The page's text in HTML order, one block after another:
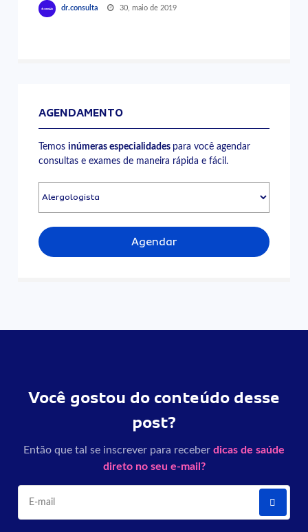
dr.consulta 30, maio de 2019
AGENDAMENTO
Temosinúmeras especialidades para você agendar
consultas e exames de maneira rápida e fácil.
Agendar
Você gostou do conteúdo desse
post?
Então que tal se inscrever para receber dicas de saúde
direto no seu e-mail?